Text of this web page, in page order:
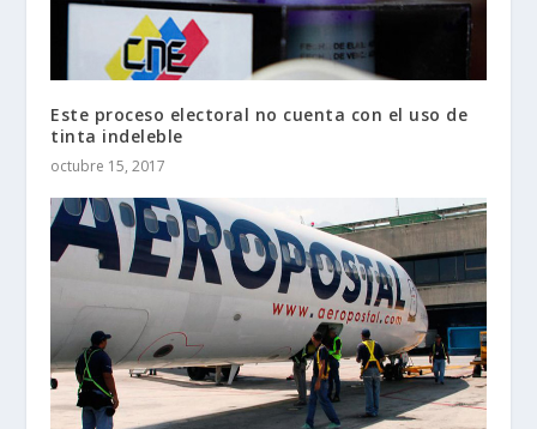
Este proceso electoral no cuenta con el uso de
tinta indeleble
octubre 15, 2017